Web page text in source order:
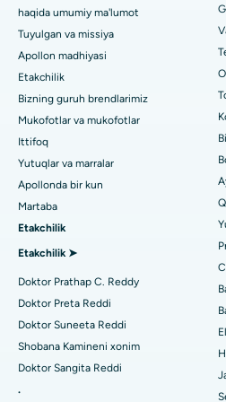
Tish shifokorini toping
Pediatrni toping
Dermatologni toping
Urologni toping
Diabetologni toping
Ginekologni toping
Paschim Boragaon, Guwahati
Chennaydagi PH Roaddagi eng
Chennaydagi ming chiroqlardagi
Jubilee Hillsdagi eng yaxshi
Tondiarpet, Chennai shahridagi
Kotturpuram, Chennai shahridagi
Kovai yo'lidagi eng yaxshi
Karapakkam, Chennaydagi eng
Arilova, Vizagdagi eng yaxshi
Kanpur yo'lidagi eng yaxshi
Noida shtatidagi 26-sektordagi
Sleeve gastrektomi
Lasik jarrohlik
Rinoplastika
liposuction
Koroner angiografiya
Transkateter Aorta valfini
MitraClip vana ta'mirlash
Kateterni yo'q qilish
Orqaga elkalarni almashtirish
haqida umumiy ma'lumot
Tuyulgan va missiya
Apollon madhiyasi
Etakchilik
Bizning guruh brendlarimiz
Mukofotlar va mukofotlar
Ittifoq
Yutuqlar va marralar
Apollonda bir kun
Martaba
Etakchilik
Etakchilik ➤
Doktor Prathap C. Reddy
Doktor Preta Reddi
Doktor Suneeta Reddi
Shobana Kamineni xonim
Doktor Sangita Reddi
.